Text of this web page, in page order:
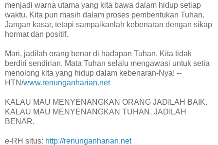
menjadi warna utama yang kita bawa dalam hidup setiap
waktu. Kita pun masih dalam proses pembentukan Tuhan.
Jangan kasar, tetapi sampaikanlah kebenaran dengan sikap
hormat dan positif.
Mari, jadilah orang benar di hadapan Tuhan. Kita tidak
berdiri sendirian. Mata Tuhan selalu mengawasi untuk setia
menolong kita yang hidup dalam kebenaran-Nya! --
HTN/www.renunganharian.net
KALAU MAU MENYENANGKAN ORANG JADILAH BAIK.
KALAU MAU MENYENANGKAN TUHAN, JADILAH
BENAR.
e-RH situs: http://renunganharian.net